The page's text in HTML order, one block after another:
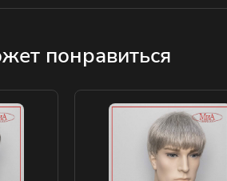
понравиться